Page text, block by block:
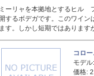
ーリャを本拠地とするヒル
するボデガです。このワイ
す。しかし短期ではありま
コロ
モデル:
価格: